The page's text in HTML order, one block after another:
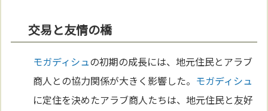
交易と友情の橋
モガディシュの初期の成長には、地元住民とアラブ
商人との協力関係が大きく影響した。 モガディシュ
に定住を決めたアラブ商人たちは、地元住民と友好